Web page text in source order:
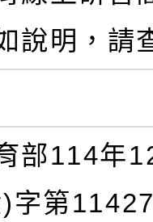
說明，請
部114年
字第